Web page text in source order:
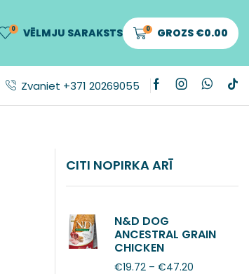
0 VĒLMJU SARAKSTS 0 GROZS €0.00
Zvaniet +371 20269055
CITI NOPIRKA ARĪ
N&D DOG
ANCESTRAL GRAIN
CHICKEN
POMEGRANATE
€19.72 – €47.20